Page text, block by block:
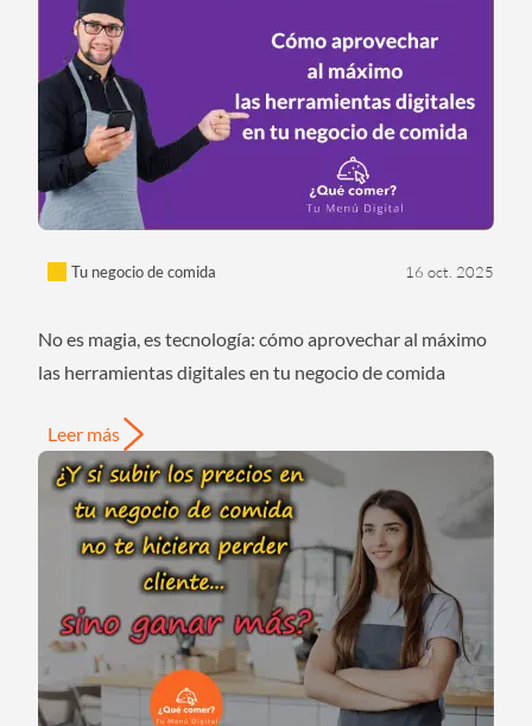
Tu negocio de comida 16 oct. 2025
No es magia, es tecnología: cómo aprovechar al máximo
las herramientas digitales en tu negocio de comida
Leer más